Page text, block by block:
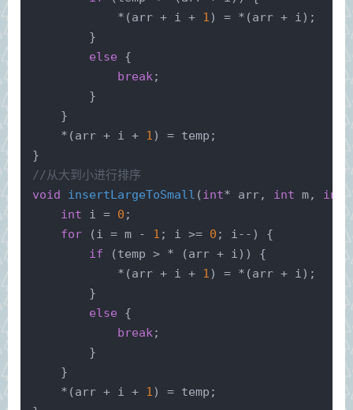
            *(arr + i +
1) = *(arr + i);
        }
else {
break;
        }
    }
    *(arr + i +
1) = temp;
}
//从大到小进行排序
void
insertLargeToSmall (int* arr, int m, int
int i = 0 ;
for (i = m - 1 ; i >= 0 ; i--) {
if (temp > * (arr + i)) {
            *(arr + i +
1) = *(arr + i);
        }
else {
break;
        }
    }
    *(arr + i +
1) = temp;